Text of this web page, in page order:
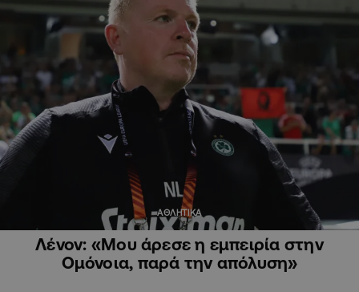
ΑΘΛΗΤΙΚΑ
Λένον: «Μου άρεσε η εμπειρία στην
Ομόνοια, παρά την απόλυση»